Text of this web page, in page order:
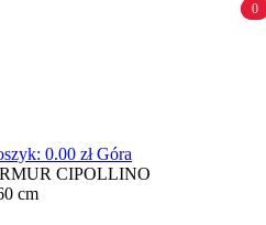
0
0
0.00 zł Góra
CIPOLLINO
cm